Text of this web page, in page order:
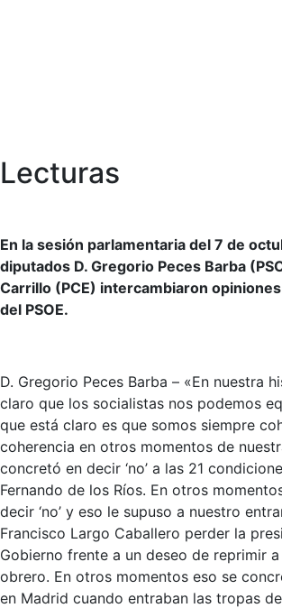
Lecturas
En la sesión parlamentaria del 7 de
diputados D. Gregorio Peces Barba
Carrillo (PCE) intercambiaron
del PSOE.
D. Gregorio Peces Barba – «En nuestra
claro que los socialistas nos podemos
que está claro es que somos siempre
coherencia en otros momentos de
concretó en decir ‘no’ a las 21
Fernando de los Ríos. En otros
decir ‘no’ y eso le supuso a nuestro
Francisco Largo Caballero perder la
Gobierno frente a un deseo de reprimir
obrero. En otros momentos eso se
en Madrid cuando entraban las tropas